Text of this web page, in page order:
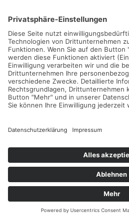
World Tennis Masters Tour
Don Carlos Marbella
23.09.2026 -27.09.2026
Weiterlesen...